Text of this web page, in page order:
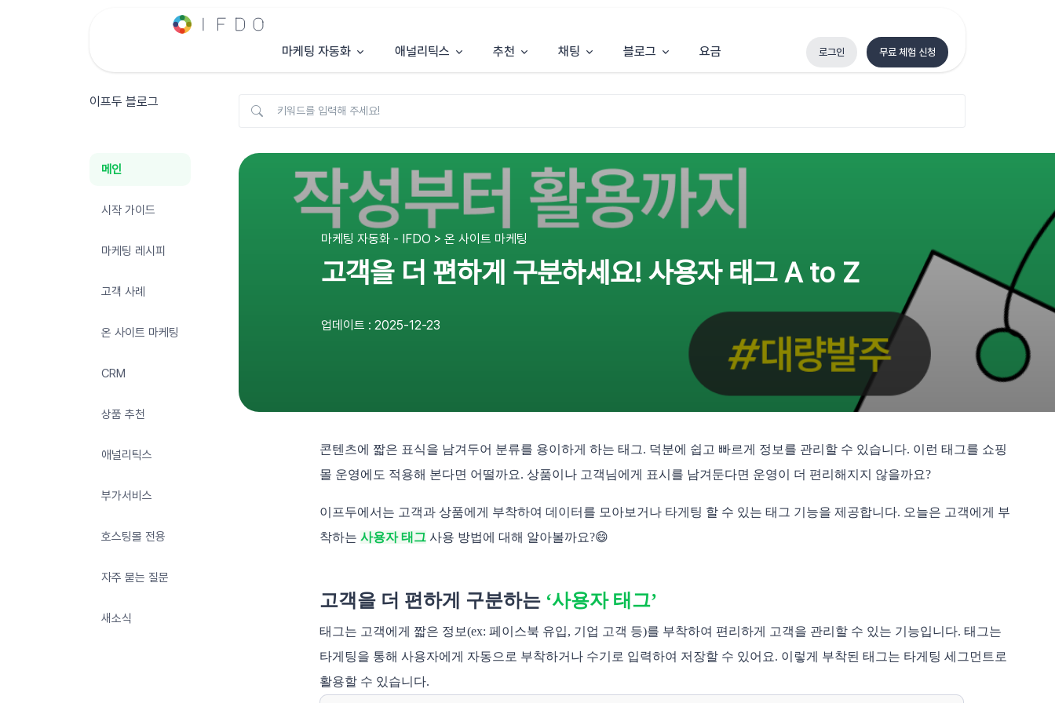
마케팅 자동화 애널리틱스 추천 채팅 블로그 요금 로그인 무료 체험 신청
이프두 블로그
마케팅 자동화 - IFDO > 온 사이트 마케팅
고객을 더 편하게 구분하세요! 사용자 태그 A to Z
업데이트 : 2025-12-23
콘텐츠에 짧은 표식을 남겨두어 분류를 용이하게 하는 태그. 덕분에 쉽고 빠르게 정보를 관리할 수 있습니다. 이런 태그를 쇼핑
몰 운영에도 적용해 본다면 어떨까요. 상품이나 고객님에게 표시를 남겨둔다면 운영이 더 편리해지지 않을까요?
이프두에서는 고객과 상품에게 부착하여 데이터를 모아보거나 타게팅 할 수 있는 태그 기능을 제공합니다. 오늘은 고객에게 부
착하는 사용자 태그 사용 방법에 대해 알아볼까요?😄
고객을 더 편하게 구분하는 ‘사용자 태그’
태그는 고객에게 짧은 정보(ex: 페이스북 유입, 기업 고객 등)를 부착하여 편리하게 고객을 관리할 수 있는 기능입니다. 태그는
타게팅을 통해 사용자에게 자동으로 부착하거나 수기로 입력하여 저장할 수 있어요. 이렇게 부착된 태그는 타게팅 세그먼트로
활용할 수 있습니다.
메인
시작 가이드
마케팅 레시피
고객 사례
온 사이트 마케팅
CRM
상품 추천
애널리틱스
부가서비스
호스팅몰 전용
자주 묻는 질문
새소식